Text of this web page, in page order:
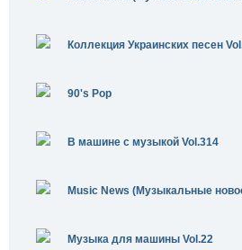
Коллекция Украинских песен
90's Pop
В машине с музыкой Vol.314
Music News (Музыкальные
Музыка для машины Vol.22